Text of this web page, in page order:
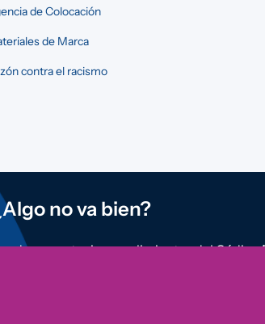
de Colocación
de Marca
contra el racismo
no va bien?
reportar incumplimientos del Código